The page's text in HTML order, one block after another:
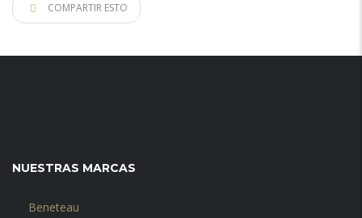
COMPARTIR ESTO
NUESTRAS MARCAS
Beneteau